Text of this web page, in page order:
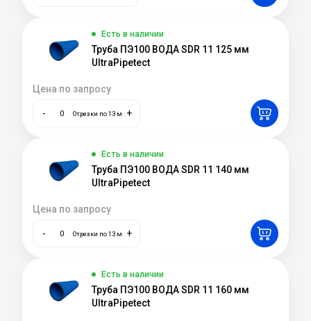
Есть в наличии
Труба ПЭ100 ВОДА SDR 11 125 мм
UltraPipetect
Цена по запросу
- Отрезки по 13 м +
Есть в наличии
Труба ПЭ100 ВОДА SDR 11 140 мм
UltraPipetect
Цена по запросу
- Отрезки по 13 м +
Есть в наличии
Труба ПЭ100 ВОДА SDR 11 160 мм
UltraPipetect